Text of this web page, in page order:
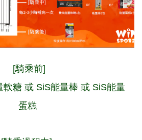
[騎乘前]
軟糖 或 SiS能量棒 或 SiS能量
蛋糕